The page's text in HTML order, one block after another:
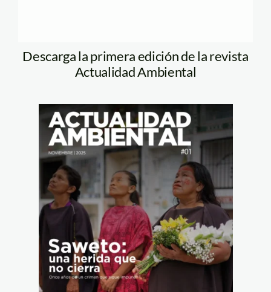
Descarga la primera edición de la revista
Actualidad Ambiental